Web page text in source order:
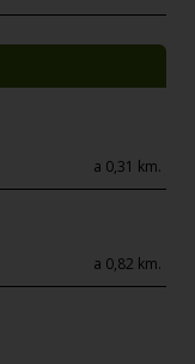
a 0,31 km.
a 0,82 km.